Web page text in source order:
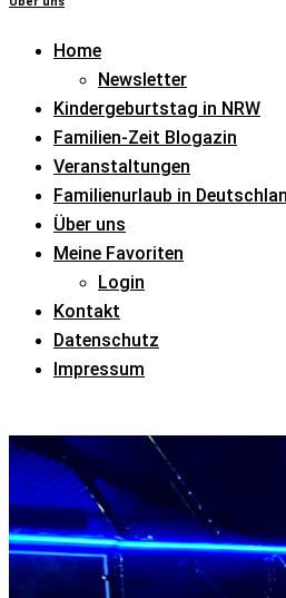
Home
Newsletter
Kindergeburtstag in NRW
Familien-Zeit Blogazin
Veranstaltungen
Familienurlaub in
Über uns
Meine Favoriten
Login
Kontakt
Datenschutz
Impressum